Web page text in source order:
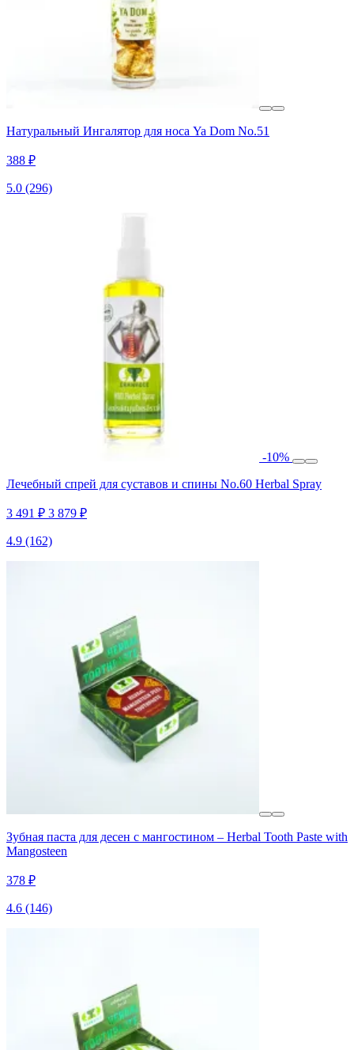
Натуральный Ингалятор для носа Ya Dom No.51
388 ₽
5.0 (296)
-10%
Лечебный спрей для суставов и спины No.60 Herbal Spray
3 491 ₽ 3 879 ₽
4.9 (162)
Зубная паста для десен с мангостином – Herbal Tooth Paste with
Mangosteen
378 ₽
4.6 (146)